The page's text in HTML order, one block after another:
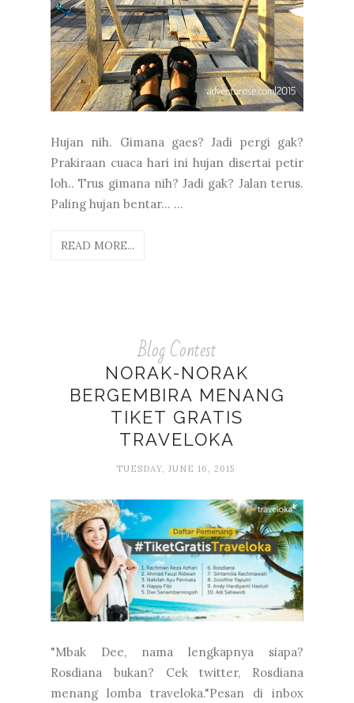
Hujan nih. Gimana gaes? Jadi pergi gak?
Prakiraan cuaca hari ini hujan disertai petir
loh.. Trus gimana nih? Jadi gak? Jalan terus.
Paling hujan bentar... ...
READ MORE...
Blog Contest
NORAK-NORAK
BERGEMBIRA MENANG
TIKET GRATIS
TRAVELOKA
TUESDAY, JUNE 16, 2015
"Mbak Dee, nama lengkapnya siapa?
Rosdiana bukan? Cek twitter, Rosdiana
menang lomba traveloka."Pesan di inbox